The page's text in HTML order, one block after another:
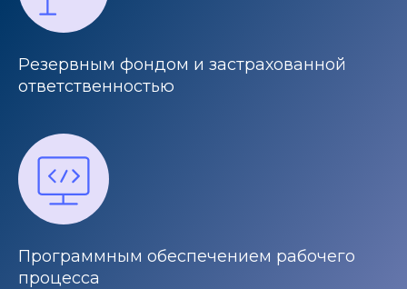
Резервным фондом и застрахованной
ответственностью
Программным обеспечением рабочего
процесса